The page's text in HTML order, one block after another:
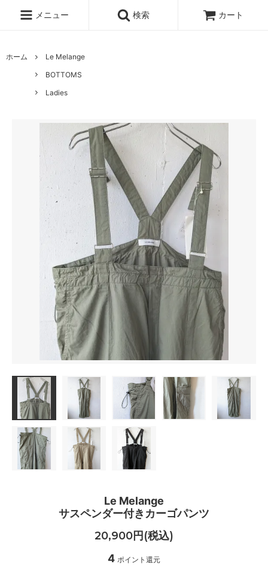
メニュー 検索 カート
ホーム
Le Melange
BOTTOMS
Ladies
Le Melange
サスペンダー付きカーゴパンツ
20,900円(税込)
4 ポイント還元